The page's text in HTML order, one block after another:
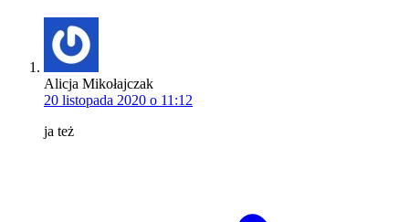
Alicja Mikołajczak
20 listopada 2020 o 11:12
ja też